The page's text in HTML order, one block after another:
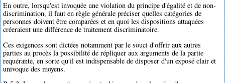
En outre, lorsqu'est invoquée une violation du principe d'égalité et de non-
discrimination, il faut en règle générale préciser quelles catégories de
personnes doivent être comparées et en quoi les dispositions attaquées
créeraient une différence de traitement discriminatoire.
Ces exigences sont dictées notamment par le souci d'offrir aux autres
parties au procès la possibilité de répliquer aux arguments de la partie
requérante, en sorte qu'il est indispensable de disposer d'un exposé clair et
univoque des moyens.